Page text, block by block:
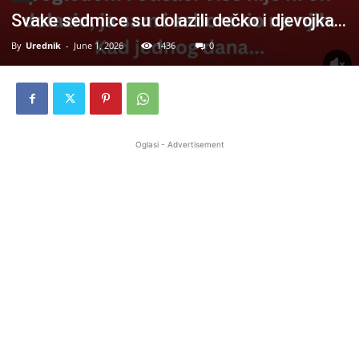
Svake sedmice su dolazili dečko i djevojka…
By Urednik - June 1, 2026 1436 0
Oglasi - Advertisement